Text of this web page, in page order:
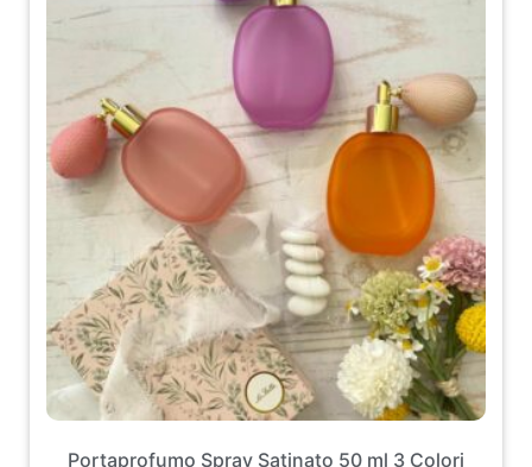
Portaprofumo Spray Satinato 50 ml 3 Colori